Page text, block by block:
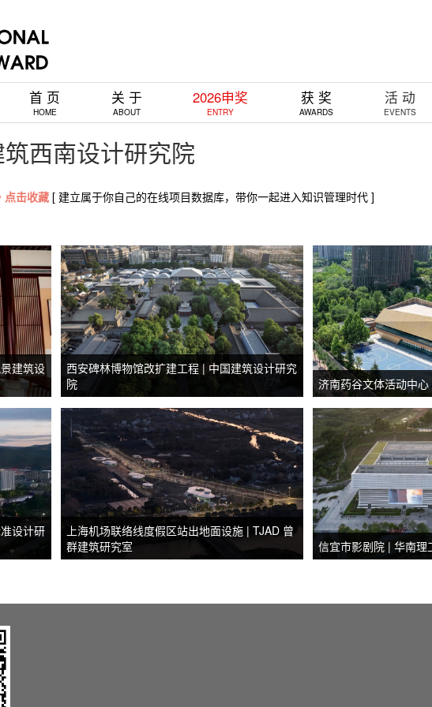
首 页
HOME
关 于
ABOUT
2026申奖
ENTRY
获 奖
AWARDS
活 动
EVENTS
西南设计研究院
点击收藏[ 建立属于你自己的在线项目数据库，带你一起进入知识管理时代 ]
建筑设
西安碑林博物馆改扩建工程 | 中国建筑设计研究
院
济南药谷文体活动中
设计研
上海机场联络线度假区站出地面设施 | TJAD 曾
群建筑研究室
信宜市影剧院 | 华南